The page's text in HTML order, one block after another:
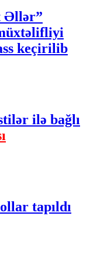
Əllər”
keçirilib
ilə bağlı
tapıldı